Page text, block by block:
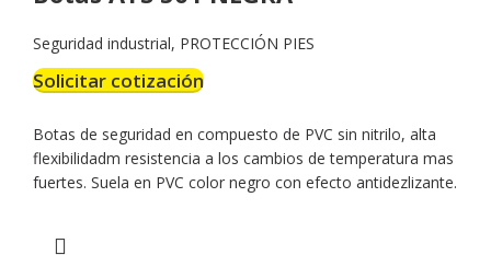
Seguridad industrial, PROTECCIÓN PIES
Solicitar cotización
Botas de seguridad en compuesto de PVC sin nitrilo, alta
flexibilidadm resistencia a los cambios de temperatura mas
fuertes. Suela en PVC color negro con efecto antidezlizante.